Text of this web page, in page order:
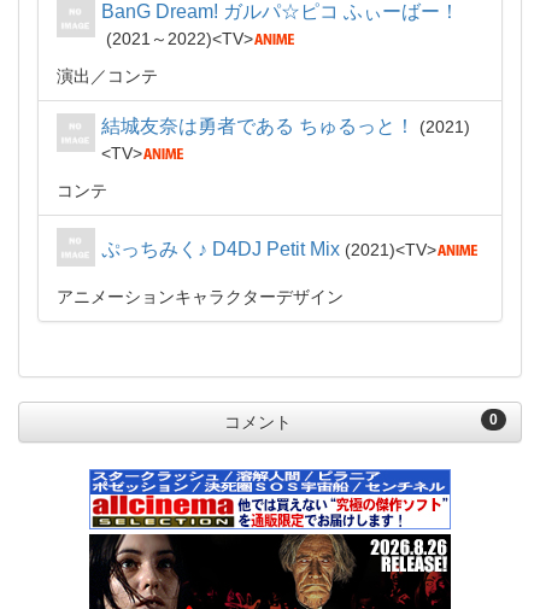
BanG Dream! ガルパ☆ピコ ふぃーばー！
2021～2022
TV
演出
コンテ
結城友奈は勇者である ちゅるっと！
2021
TV
コンテ
ぷっちみく♪ D4DJ Petit Mix 2021 TV
アニメーションキャラクターデザイン
0
コメント